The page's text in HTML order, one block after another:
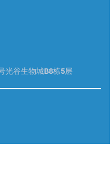
光谷生物城B8栋5层